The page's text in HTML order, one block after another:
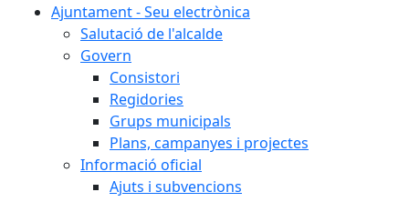
Ajuntament - Seu electrònica
Salutació de l'alcalde
Govern
Consistori
Regidories
Grups municipals
Plans, campanyes i projectes
Informació oficial
Ajuts i subvencions